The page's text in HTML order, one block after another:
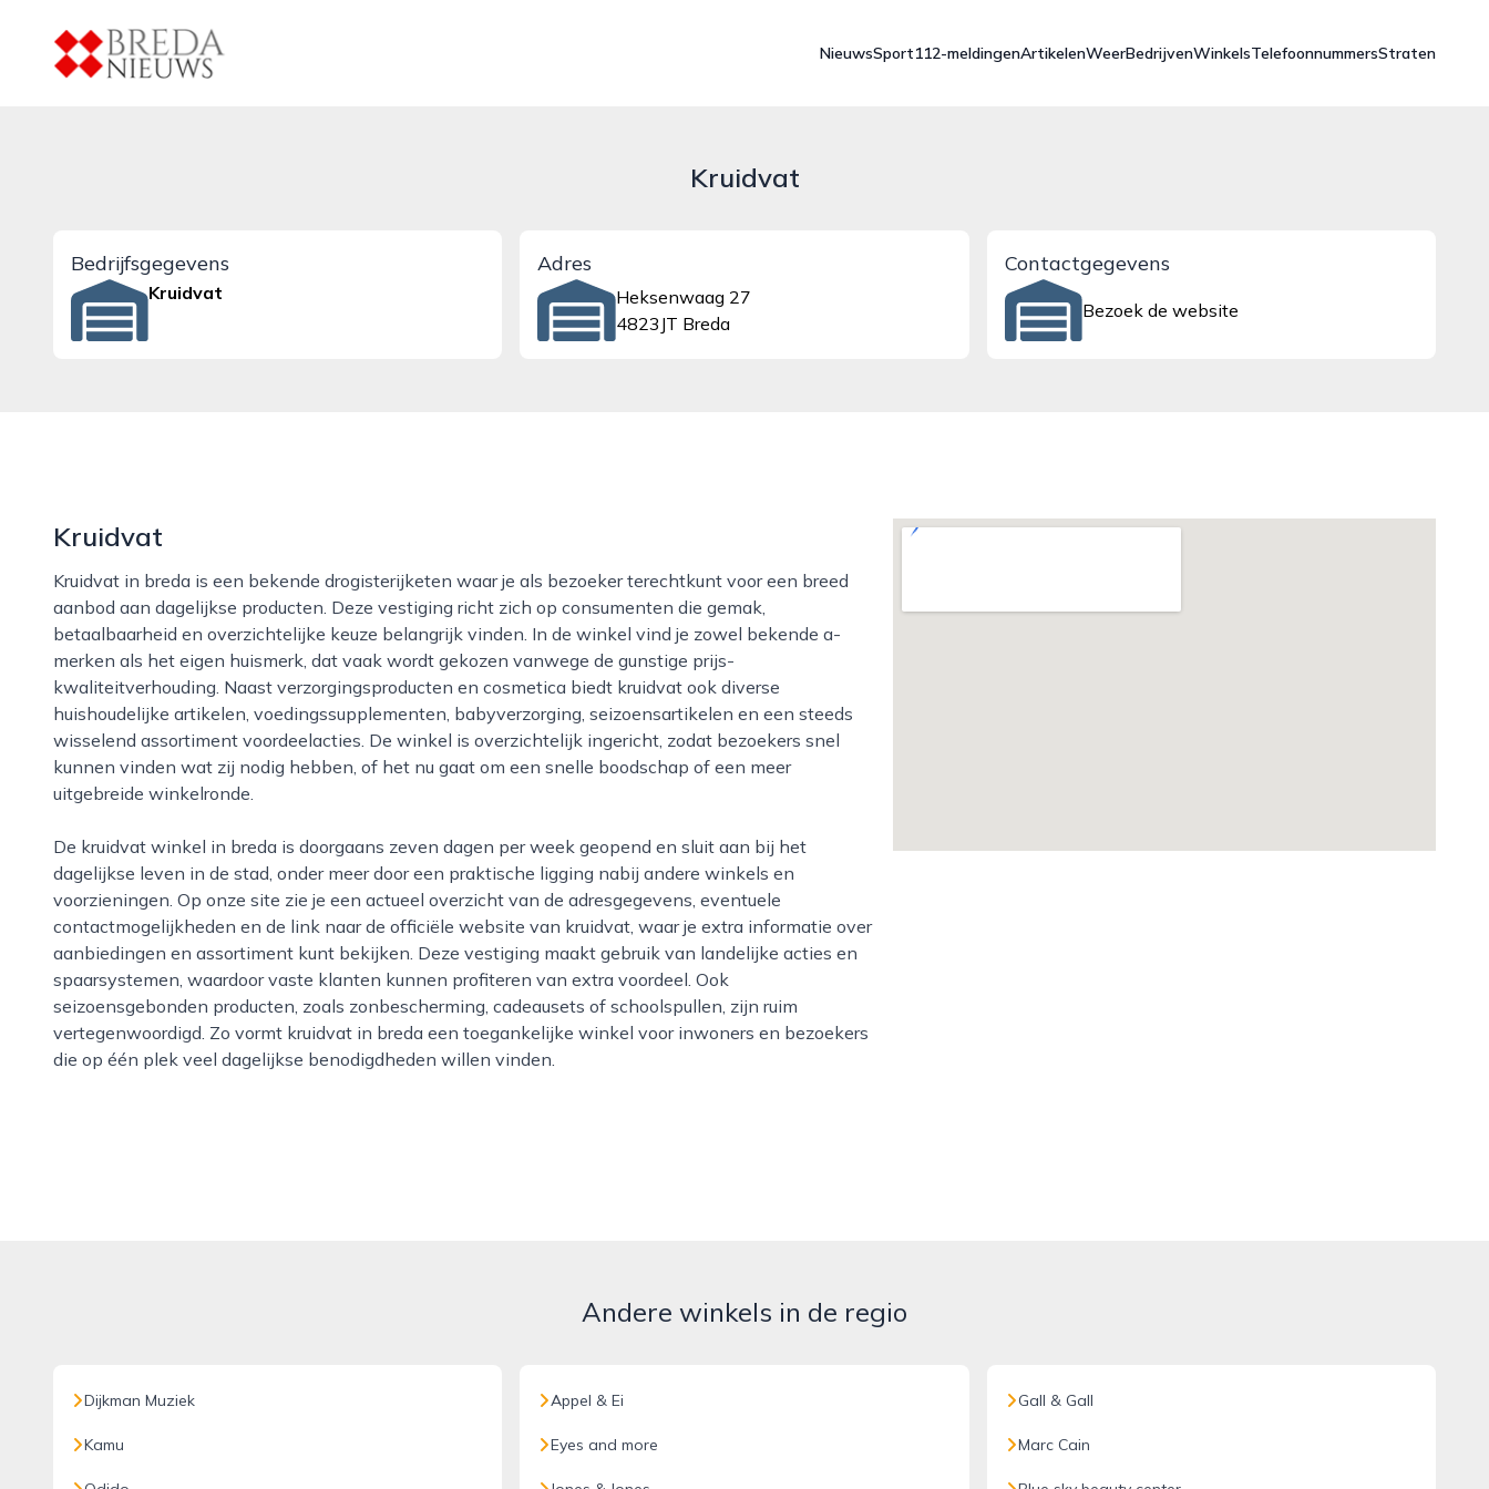
breda-nieuws.nl
NieuwsSport112-meldingenArtikelenWeerBedrijvenWinkelsTelefoonnummersStraten
Kruidvat
Bedrijfsgegevens
Kruidvat
Adres
Heksenwaag 27
4823JT Breda
Contactgegevens
Bezoek de website
Kruidvat
Kruidvat in breda is een bekende drogisterijketen waar je als bezoeker terechtkunt voor een breed
aanbod aan dagelijkse producten. Deze vestiging richt zich op consumenten die gemak,
betaalbaarheid en overzichtelijke keuze belangrijk vinden. In de winkel vind je zowel bekende a-
merken als het eigen huismerk, dat vaak wordt gekozen vanwege de gunstige prijs-
kwaliteitverhouding. Naast verzorgingsproducten en cosmetica biedt kruidvat ook diverse
huishoudelijke artikelen, voedingssupplementen, babyverzorging, seizoensartikelen en een steeds
wisselend assortiment voordeelacties. De winkel is overzichtelijk ingericht, zodat bezoekers snel
kunnen vinden wat zij nodig hebben, of het nu gaat om een snelle boodschap of een meer
uitgebreide winkelronde.
De kruidvat winkel in breda is doorgaans zeven dagen per week geopend en sluit aan bij het
dagelijkse leven in de stad, onder meer door een praktische ligging nabij andere winkels en
voorzieningen. Op onze site zie je een actueel overzicht van de adresgegevens, eventuele
contactmogelijkheden en de link naar de officiële website van kruidvat, waar je extra informatie over
aanbiedingen en assortiment kunt bekijken. Deze vestiging maakt gebruik van landelijke acties en
spaarsystemen, waardoor vaste klanten kunnen profiteren van extra voordeel. Ook
seizoensgebonden producten, zoals zonbescherming, cadeausets of schoolspullen, zijn ruim
vertegenwoordigd. Zo vormt kruidvat in breda een toegankelijke winkel voor inwoners en bezoekers
die op één plek veel dagelijkse benodigdheden willen vinden.
Andere winkels in de regio
Dijkman Muziek
Kamu
Appel & Ei
Eyes and more
Gall & Gall
Marc Cain